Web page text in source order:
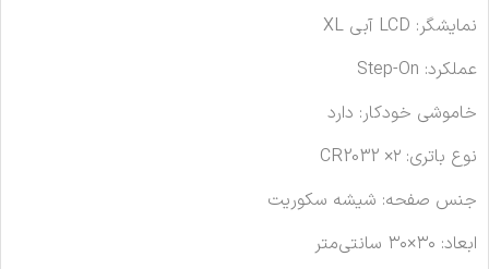
نمایشگر: LCD آبی XL
عملکرد: Step-On
خاموشی خودکار: دارد
نوع باتری: ۲× CR2032
جنس صفحه: شیشه سکوریت
ابعاد: ۳۰×۳۰ سانتی‌متر